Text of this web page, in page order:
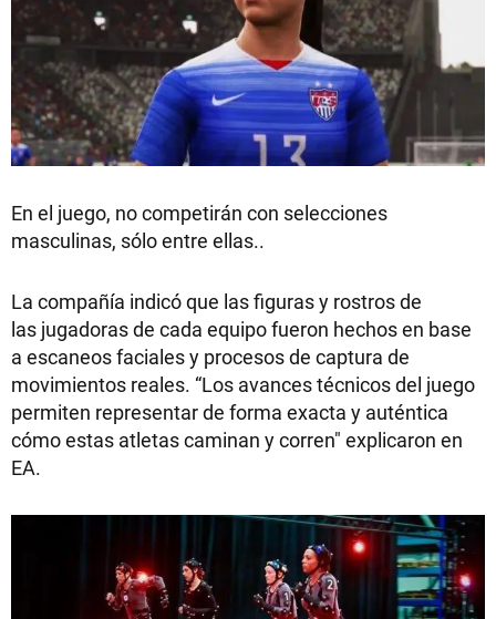
En el juego, no competirán con selecciones
masculinas, sólo entre ellas..
La compañía indicó que las figuras y rostros de
las jugadoras de cada equipo fueron hechos en base
a escaneos faciales y procesos de captura de
movimientos reales. “Los avances técnicos del juego
permiten representar de forma exacta y auténtica
cómo estas atletas caminan y corren" explicaron en
EA.